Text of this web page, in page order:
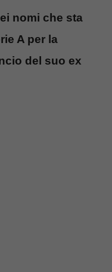
nomi che sta
A per la
del suo ex